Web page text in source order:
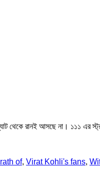
থেকে রানই আসছে না। ১১১ এর
of, Virat Kohli's fans,